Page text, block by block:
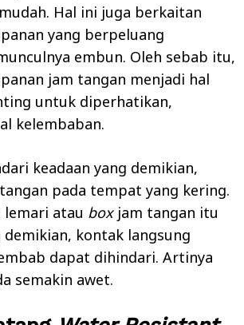
Hal ini juga berkaitan
yang berpeluang
embun. Oleh sebab itu,
jam tangan menjadi hal
untuk diperhatikan,
kelembaban.
keadaan yang demikian,
pada tempat yang kering.
lemari atau boxjam tangan itu
demikian, kontak langsung
dapat dihindari. Artinya
semakin awet.